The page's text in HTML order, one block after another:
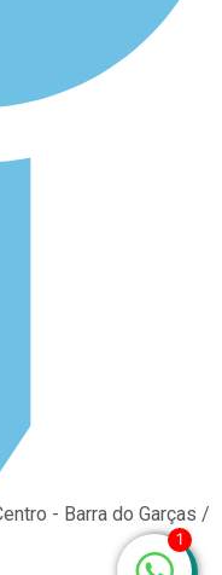
- Barra do Garças /
1